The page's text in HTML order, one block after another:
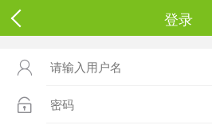
登录

